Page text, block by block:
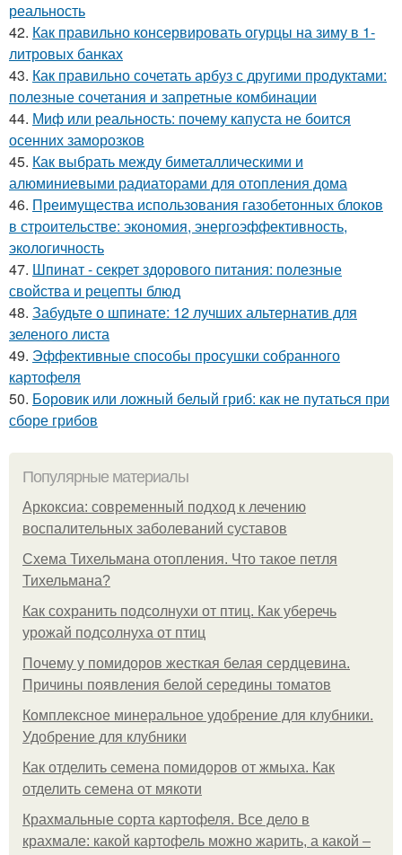
реальность
42. Как правильно консервировать огурцы на зиму в 1-
литровых банках
43. Как правильно сочетать арбуз с другими продуктами:
полезные сочетания и запретные комбинации
44. Миф или реальность: почему капуста не боится
осенних заморозков
45. Как выбрать между биметаллическими и
алюминиевыми радиаторами для отопления дома
46. Преимущества использования газобетонных блоков
в строительстве: экономия, энергоэффективность,
экологичность
47. Шпинат - секрет здорового питания: полезные
свойства и рецепты блюд
48. Забудьте о шпинате: 12 лучших альтернатив для
зеленого листа
49. Эффективные способы просушки собранного
картофеля
50. Боровик или ложный белый гриб: как не путаться при
сборе грибов
Популярные материалы
Аркоксиа: современный подход к лечению
воспалительных заболеваний суставов
Схема Тихельмана отопления. Что такое петля
Тихельмана?
Как сохранить подсолнухи от птиц. Как уберечь
урожай подсолнуха от птиц
Почему у помидоров жесткая белая сердцевина.
Причины появления белой середины томатов
Комплексное минеральное удобрение для клубники.
Удобрение для клубники
Как отделить семена помидоров от жмыха. Как
отделить семена от мякоти
Крахмальные сорта картофеля. Все дело в
крахмале: какой картофель можно жарить, а какой –